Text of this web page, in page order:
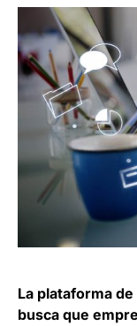
La plataforma
busca que